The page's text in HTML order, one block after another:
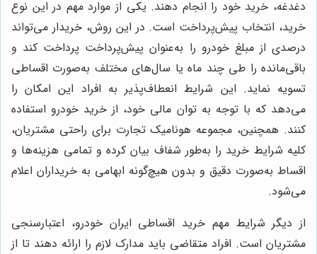
دغدغه، خرید خود را انجام دهند. یکی از موارد مهم در این نوع
خرید، انتخاب پیش‌پرداخت است. در این روش، خریدار می‌تواند
درصدی از مبلغ خودرو را به‌عنوان پیش‌پرداخت پرداخت کند و
باقی‌مانده را طی چند ماه یا سال‌های مختلف به‌صورت اقساطی
تسویه نماید. این شرایط انعطاف‌پذیر به افراد این امکان را
می‌دهد که با توجه به توان مالی خود، از خرید خودرو استفاده
کنند. همچنین، مجموعه هونامیک تجارت برای راحتی مشتریان،
کلیه شرایط خرید را به‌طور شفاف بیان کرده و تمامی هزینه‌ها و
اقساط به‌صورت دقیق و بدون هیچ‌گونه ابهامی به خریداران اعلام
می‌شود.
از دیگر شرایط مهم خرید اقساطی ایران خودرو، اعتبارسنجی
مشتریان است. افراد متقاضی باید مدارک لازم را ارائه دهند تا از